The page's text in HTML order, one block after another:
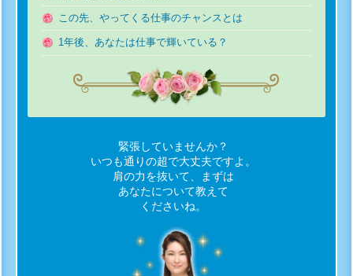
この先、やってくる仕事のチャンスとは
1年後、あなたは仕事で輝いている？
緊張していませんか？
いつも通りの超で大丈夫ですよ。
肩の力を抜いて、まずは
あなたについて教えて
くださいね。